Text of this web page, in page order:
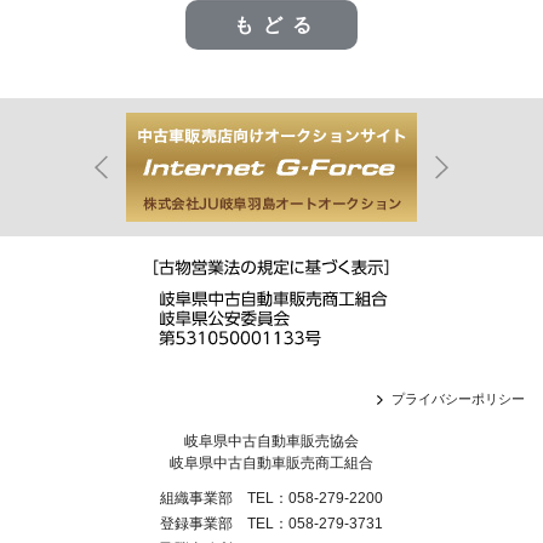
もどる
プライバシーポリシー
岐阜県中古自動車販売協会
岐阜県中古自動車販売商工組合
組織事業部 TEL：058-279-2200
登録事業部 TEL：058-279-3731